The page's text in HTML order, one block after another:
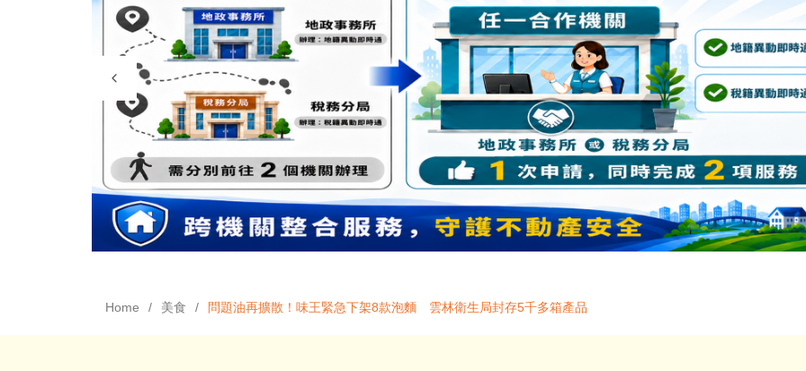
Home 美食 問題油再擴散！味王緊急下架8款泡麵 雲林衛生局封存5千多箱產品